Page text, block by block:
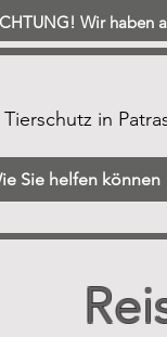
Wir haben
Tierschutz in
Sie helfen können